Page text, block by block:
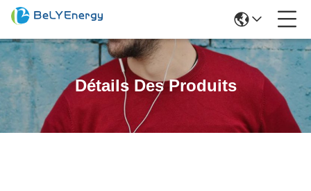
Détails Des Produits